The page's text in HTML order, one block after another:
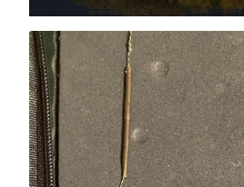
pyrotechniky na oslavu Nového roku.
původ pod hladinou našich...